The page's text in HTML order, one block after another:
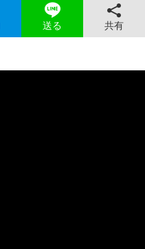
送る 共有